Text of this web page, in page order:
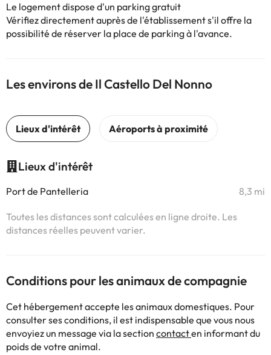
Le logement dispose d'un parking gratuit
Vérifiez directement auprès de l'établissement s'il offre la
possibilité de réserver la place de parking à l'avance.
Les environs de Il Castello Del Nonno
Lieux d'intérêt
Port de Pantelleria 8,3 mi
Toutes les distances sont calculées en ligne droite. Les
distances réelles peuvent varier.
Conditions pour les animaux de compagnie
Cet hébergement accepte les animaux domestiques. Pour
consulter ses conditions, il est indispensable que vous nous
envoyiez un message via la section contacten informant du
poids de votre animal.